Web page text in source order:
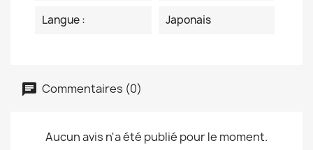
Langue : Japonais
Commentaires (0)
Aucun avis n'a été publié pour le moment.